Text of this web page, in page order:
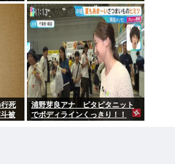
触
行死
被
浦野芽良アナ ピタピタニット
でボディラインくっきり！！